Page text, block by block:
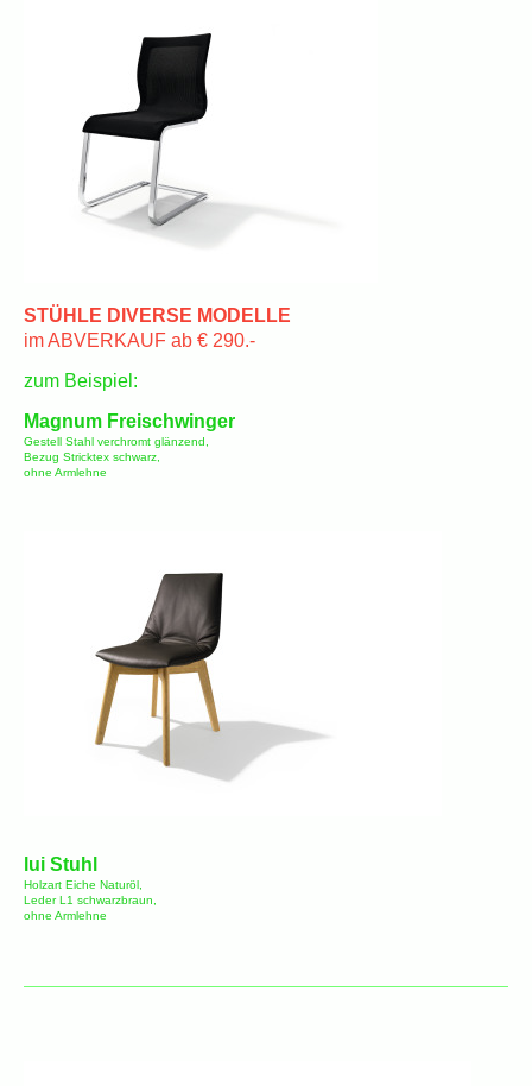
STÜHLE DIVERSE MODELLE
im ABVERKAUF ab € 290.-
zum Beispiel:
Magnum Freischwinger
Gestell Stahl verchromt glänzend,
Bezug Stricktex schwarz,
ohne Armlehne
lui Stuhl
Holzart Eiche Naturöl,
Leder L1 schwarzbraun,
ohne Armlehne